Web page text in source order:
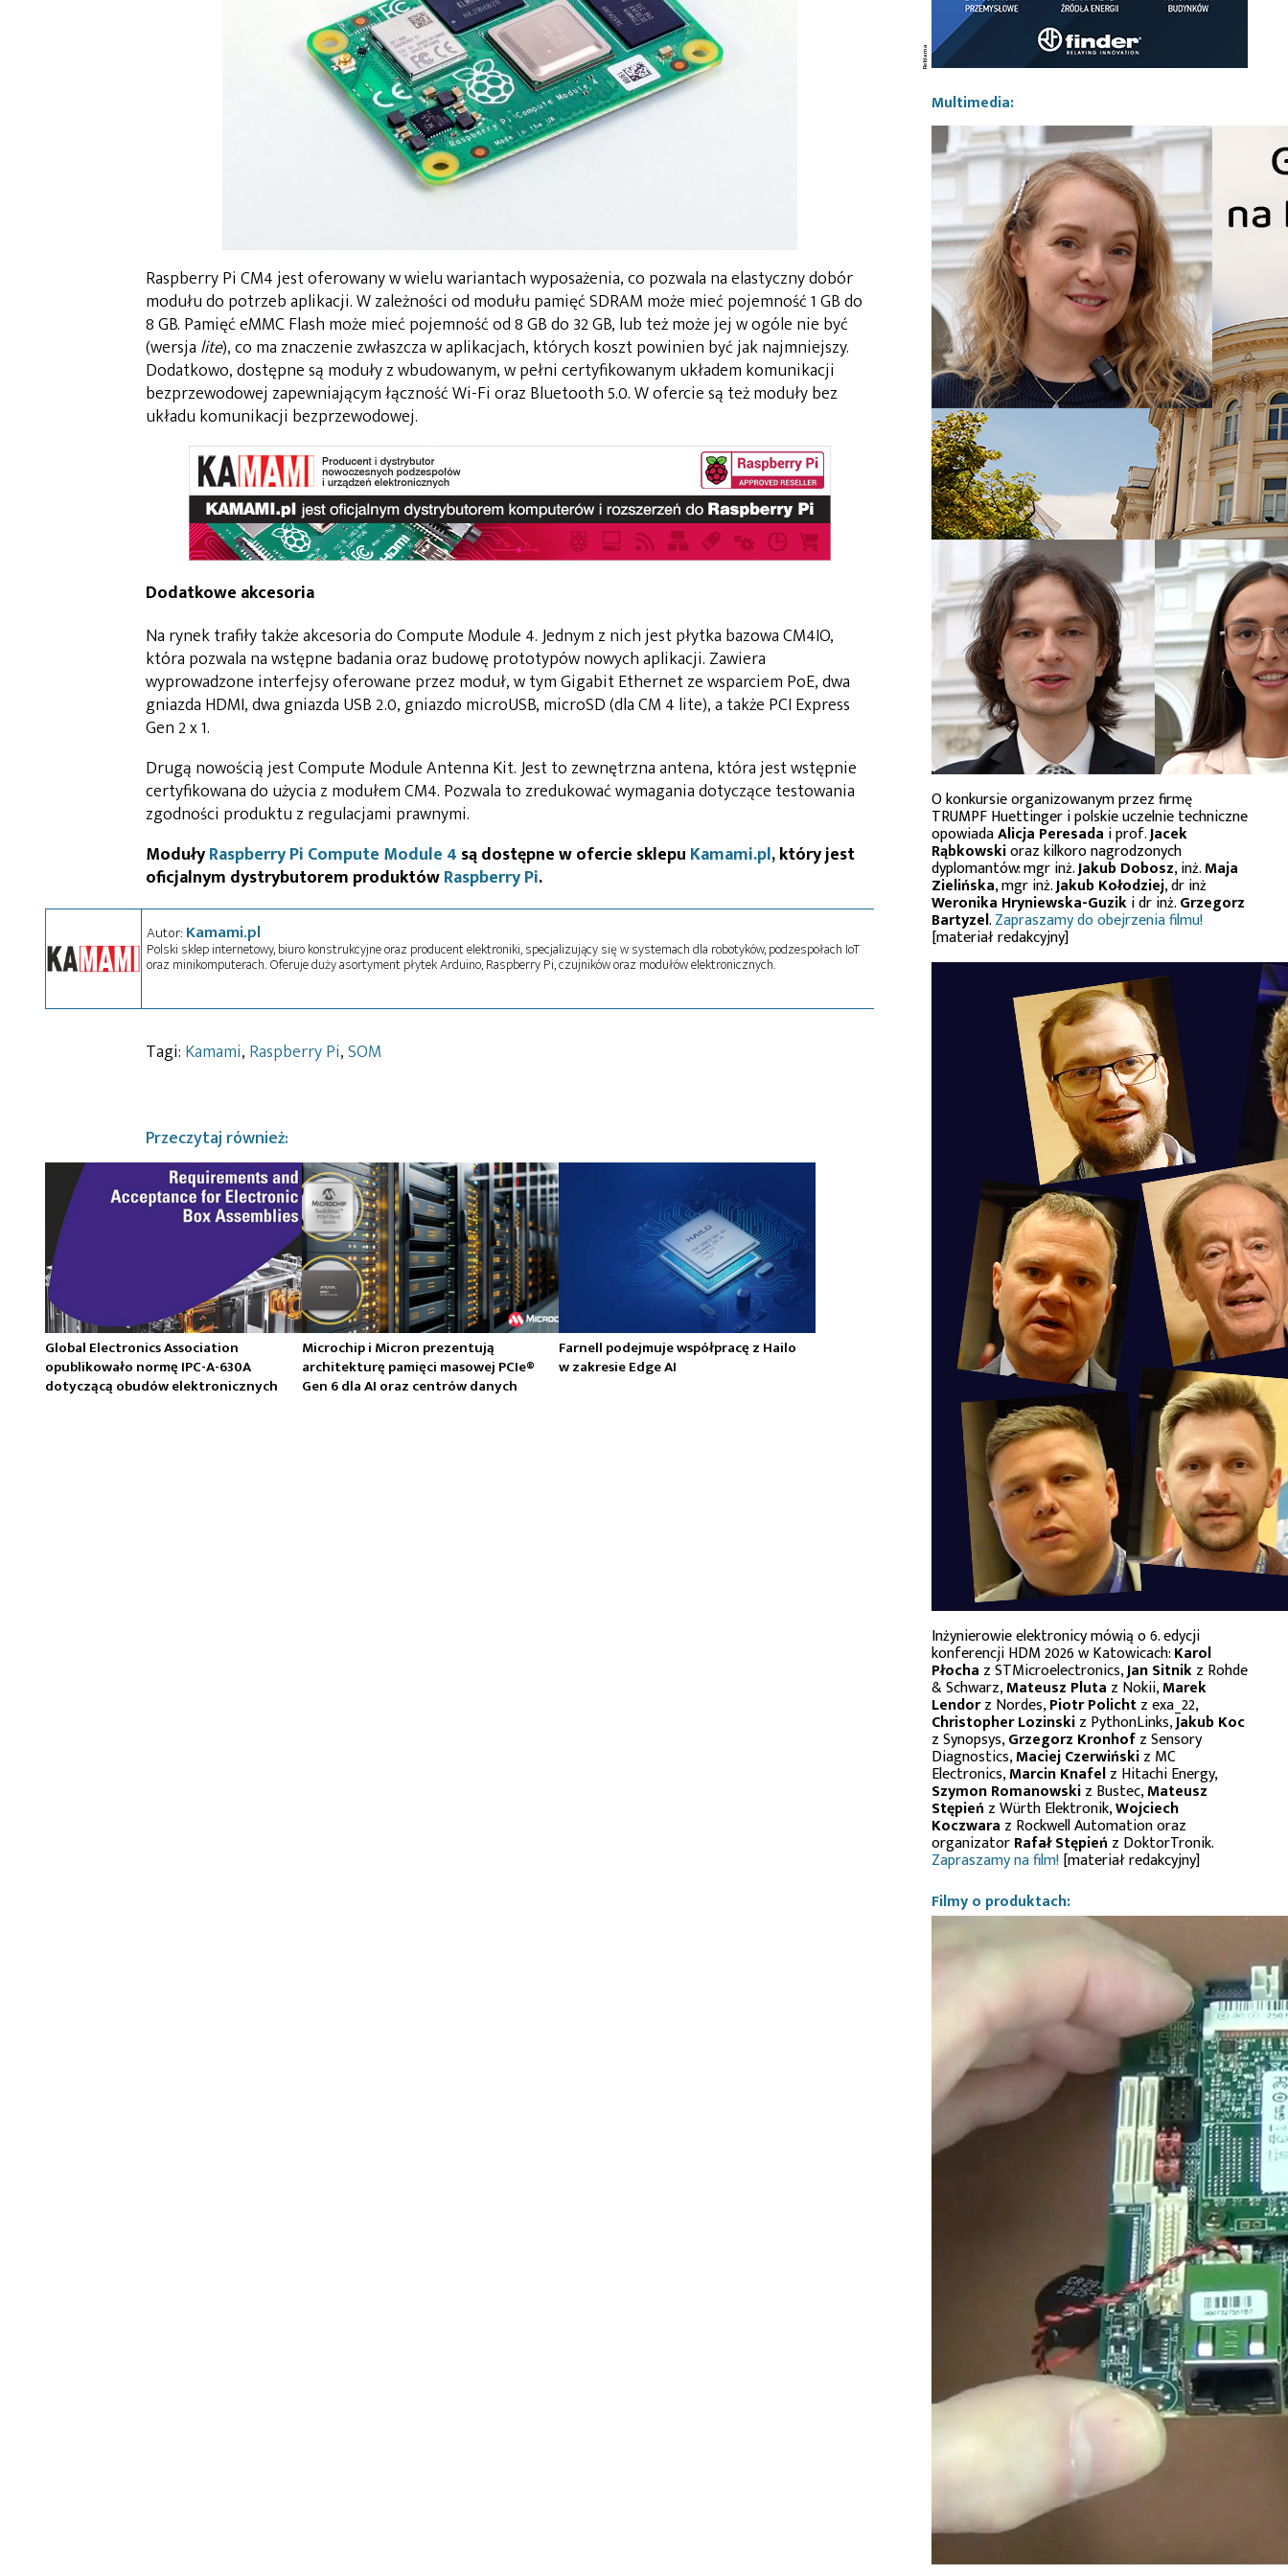
Raspberry Pi CM4 jest oferowany w wielu wariantach wyposażenia, co pozwala na elastyczny dobór
modułu do potrzeb aplikacji. W zależności od modułu pamięć SDRAM może mieć pojemność 1 GB do
8 GB. Pamięć eMMC Flash może mieć pojemność od 8 GB do 32 GB, lub też może jej w ogóle nie być
(wersja lite), co ma znaczenie zwłaszcza w aplikacjach, których koszt powinien być jak najmniejszy.
Dodatkowo, dostępne są moduły z wbudowanym, w pełni certyfikowanym układem komunikacji
bezprzewodowej zapewniającym łączność Wi-Fi oraz Bluetooth 5.0. W ofercie są też moduły bez
układu komunikacji bezprzewodowej.
Dodatkowe akcesoria
Na rynek trafiły także akcesoria do Compute Module 4. Jednym z nich jest płytka bazowa CM4IO,
która pozwala na wstępne badania oraz budowę prototypów nowych aplikacji. Zawiera
wyprowadzone interfejsy oferowane przez moduł, w tym Gigabit Ethernet ze wsparciem PoE, dwa
gniazda HDMI, dwa gniazda USB 2.0, gniazdo microUSB, microSD (dla CM 4 lite), a także PCI Express
Gen 2 x 1.
Drugą nowością jest Compute Module Antenna Kit. Jest to zewnętrzna antena, która jest wstępnie
certyfikowana do użycia z modułem CM4. Pozwala to zredukować wymagania dotyczące testowania
zgodności produktu z regulacjami prawnymi.
ModułyRaspberry Pi Compute Module 4 są dostępne w ofercie sklepu Kamami.pl, który jest
oficjalnym dystrybutorem produktówRaspberry Pi.
Autor: Kamami.pl
Polski sklep internetowy, biuro konstrukcyjne oraz producent elektroniki, specjalizujący się w systemach dla robotyków, podzespołach IoT
oraz minikomputerach. Oferuje duży asortyment płytek Arduino, Raspberry Pi, czujników oraz modułów elektronicznych.
Tagi: Kamami, Raspberry Pi,SOM
Przeczytaj również:
Global Electronics Association
opublikowało normę IPC-A-630A
dotyczącą obudów elektronicznych
Microchip i Micron prezentują
architekturę pamięci masowej PCIe®
Gen 6 dla AI oraz centrów danych
Farnell podejmuje współpracę z Hailo
w zakresie Edge AI
Multimedia:
O konkursie organizowanym przez firmę
TRUMPF Huettinger i polskie uczelnie techniczne
opowiadaAlicja Peresada i prof.Jacek
Rąbkowskioraz kilkoro nagrodzonych
dyplomantów: mgr inż.Jakub Dobosz, inż.Maja
Zielińska, mgr inż.Jakub Kołodziej, dr inż
Weronika Hryniewska-Guziki dr inż.Grzegorz
Bartyzel.Zapraszamy do obejrzenia filmu!
[materiał redakcyjny]
Inżynierowie elektronicy mówią o 6. edycji
konferencji HDM 2026 w Katowicach:Karol
Płocha z STMicroelectronics,Jan Sitnikz Rohde
& Schwarz,Mateusz Pluta z Nokii,Marek
Lendorz Nordes,Piotr Polichtz exa_22,
Christopher Lozinskiz PythonLinks,Jakub Koc
z Synopsys,Grzegorz Kronhofz Sensory
Diagnostics,Maciej Czerwińskiz MC
Electronics,Marcin Knafelz Hitachi Energy,
Szymon Romanowskiz Bustec,Mateusz
Stępień z Würth Elektronik,Wojciech
Koczwara z Rockwell Automation oraz
organizatorRafał Stępień z DoktorTronik.
Zapraszamy na film![materiał redakcyjny]
Filmy o produktach: